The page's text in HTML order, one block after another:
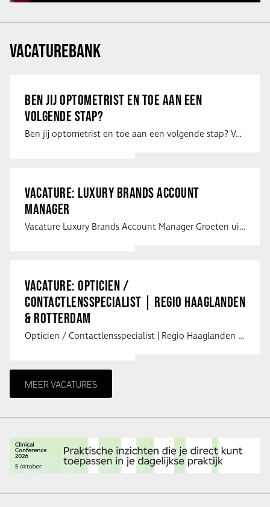
VACATUREBANK
BEN JIJ OPTOMETRIST EN TOE AAN EEN
VOLGENDE STAP?
Ben jij optometrist en toe aan een volgende stap? Voor een optiekketen is Eye …
VACATURE: LUXURY BRANDS ACCOUNT
MANAGER
Vacature Luxury Brands Account Manager Groeten uit Spanje! Vanaf mijn …
VACATURE: OPTICIEN /
CONTACTLENSSPECIALIST | REGIO HAAGLANDEN
& ROTTERDAM
Opticien / Contactlensspecialist | Regio Haaglanden & Rotterdam Saludos uit …
MEER VACATURES